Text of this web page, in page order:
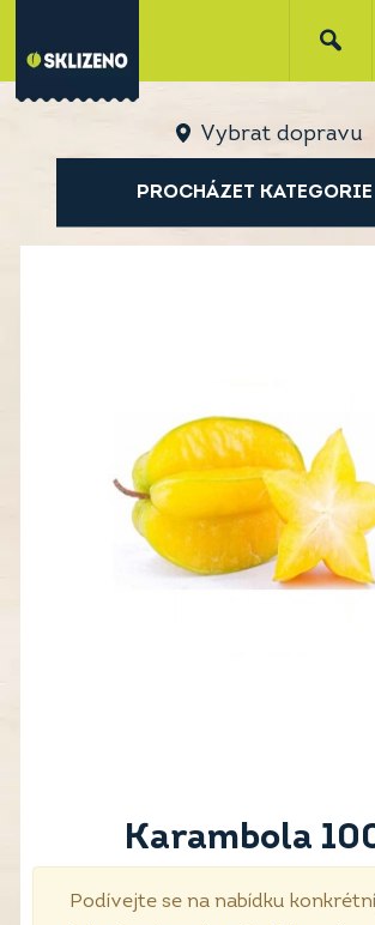
Vybrat dopravu
PROCHÁZET KATEGORIE
Karambola
Podívejte se na nabídku